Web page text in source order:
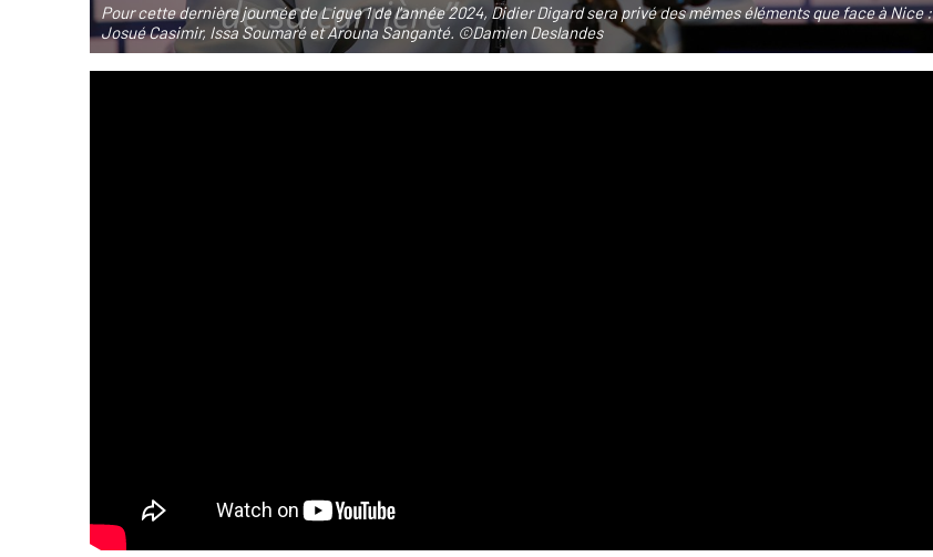
Pour cette dernière journée de Ligue 1 de l'année 2024, Didier Digard sera privé des mêmes éléments que face à Nice :
Josué Casimir, Issa Soumaré et Arouna Sanganté. ©Damien Deslandes